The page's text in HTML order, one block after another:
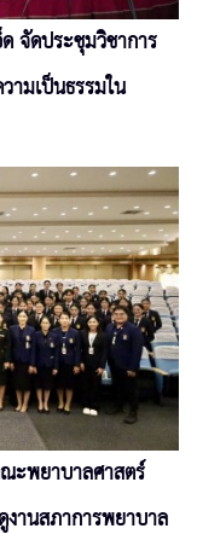
จัดประชุมวิชาการ
ามเป็นธรรมใน
ะพยาบาลศาสตร์
านสภาการพยาบาล